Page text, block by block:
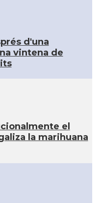
a DURHAM, NC
d'una
vintena de
el
la marihuana